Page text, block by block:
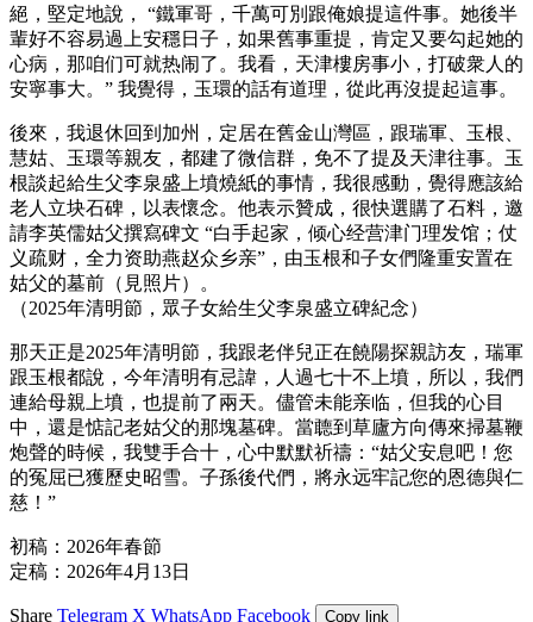
絕，堅定地說， “鐵軍哥，千萬可別跟俺娘提這件事。她後半
輩好不容易過上安穩日子，如果舊事重提，肯定又要勾起她的
心病，那咱们可就热闹了。我看，天津樓房事小，打破衆人的
安寧事大。” 我覺得，玉環的話有道理，從此再沒提起這事。
後來，我退休回到加州，定居在舊金山灣區，跟瑞軍、玉根、
慧姑、玉環等親友，都建了微信群，免不了提及天津往事。玉
根談起給生父李泉盛上墳燒紙的事情，我很感動，覺得應該給
老人立块石碑，以表懷念。他表示贊成，很快選購了石料，邀
請李英儒姑父撰寫碑文 “白手起家，倾心经营津门理发馆；仗
义疏财，全力资助燕赵众乡亲”，由玉根和子女們隆重安置在
姑父的墓前（見照片）。
（2025年清明節，眾子女給生父李泉盛立碑紀念）
那天正是2025年清明節，我跟老伴兒正在饒陽探親訪友，瑞軍
跟玉根都說，今年清明有忌諱，人過七十不上墳，所以，我們
連給母親上墳，也提前了兩天。儘管未能亲临，但我的心目
中，還是惦記老姑父的那塊墓碑。當聼到草廬方向傳來掃墓鞭
炮聲的時候，我雙手合十，心中默默祈禱：“姑父安息吧！您
的冤屈已獲歷史昭雪。子孫後代們，將永远牢記您的恩德與仁
慈！”
初稿：2026年春節
定稿：2026年4月13日
Share Telegram X WhatsApp Facebook Copy link